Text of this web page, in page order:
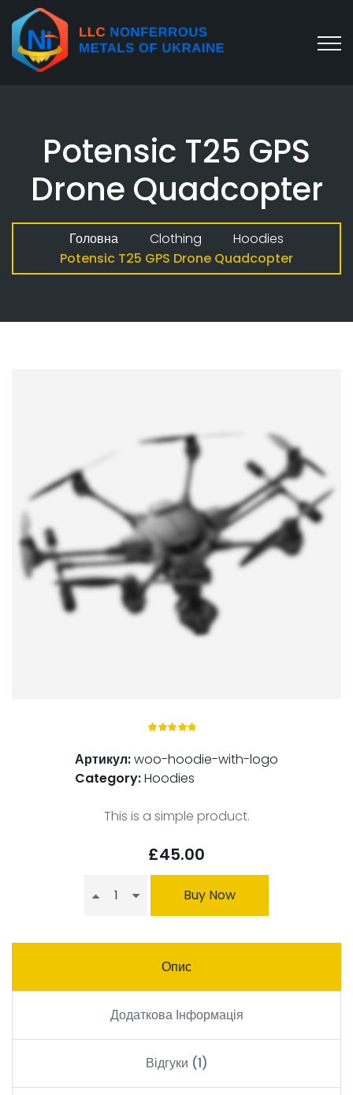
Potensic T25 GPS
Drone Quadcopter
Головна Clothing
Hoodies
Potensic T25 GPS Drone Quadcopter
4.00
out of
5 based
customer
rating
Артикул:woo-hoodie-with-logo
Category:Hoodies
£45.00
This is a simple product.
Buy Now
Опис
Додаткова Інформація
Відгуки (1)